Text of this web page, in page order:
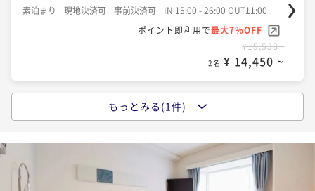
素泊まり 現地決済可 事前決済可
IN 15:00 - 26:00 OUT11:00
ポイント即利用で最大7％OFF
¥15,538~
2名 ¥ 14,450 ~
【ベーシックレート】ビジネスラウンジ利用＆無料軽
朝食“N's MORNING”付き
素泊まり 現地決済可
IN 15:00 - 26:00 OUT11:00
ポイント即利用で
最大7％OFF
もっとみる(1件)